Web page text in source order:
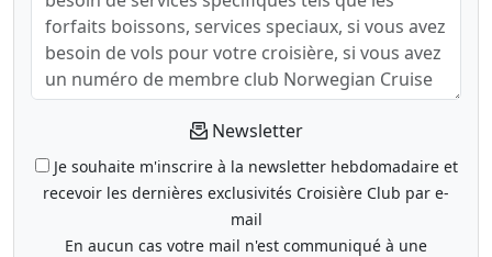
Newsletter
Je souhaite m'inscrire à la newsletter hebdomadaire et
recevoir les dernières exclusivités Croisière Club par e-
mail
En aucun cas votre mail n'est communiqué à une